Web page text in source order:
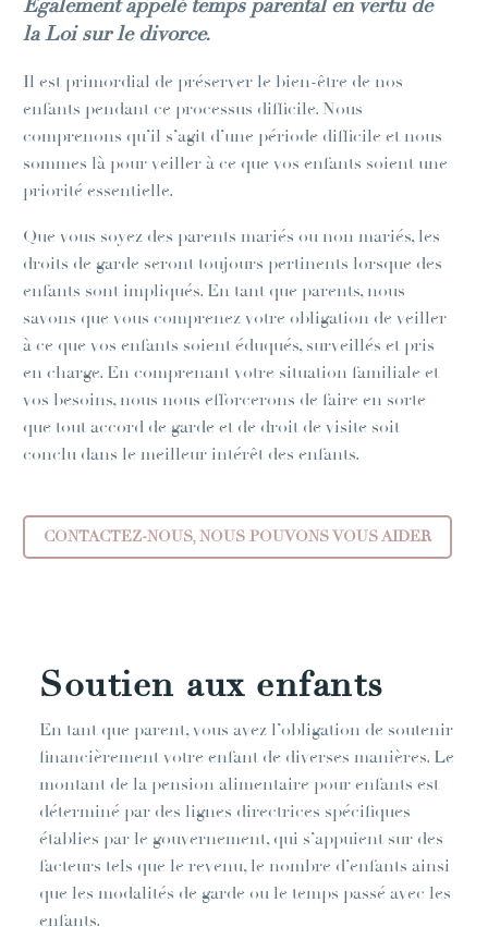
Également appelé temps parental en vertu de
la Loi sur le divorce.
Il est primordial de préserver le bien-être de nos
enfants pendant ce processus difficile. Nous
comprenons qu’il s’agit d’une période difficile et nous
sommes là pour veiller à ce que vos enfants soient une
priorité essentielle.
Que vous soyez des parents mariés ou non mariés, les
droits de garde seront toujours pertinents lorsque des
enfants sont impliqués. En tant que parents, nous
savons que vous comprenez votre obligation de veiller
à ce que vos enfants soient éduqués, surveillés et pris
en charge. En comprenant votre situation familiale et
vos besoins, nous nous efforcerons de faire en sorte
que tout accord de garde et de droit de visite soit
conclu dans le meilleur intérêt des enfants.
CONTACTEZ-NOUS, NOUS POUVONS VOUS AIDER
Soutien aux enfants
En tant que parent, vous avez l’obligation de soutenir
financièrement votre enfant de diverses manières. Le
montant de la pension alimentaire pour enfants est
déterminé par des lignes directrices spécifiques
établies par le gouvernement, qui s’appuient sur des
facteurs tels que le revenu, le nombre d’enfants ainsi
que les modalités de garde ou le temps passé avec les
enfants.